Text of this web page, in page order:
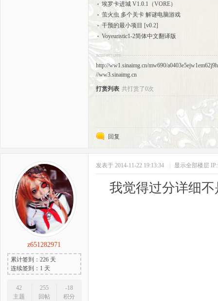
埃罗卡进城 V1.0.1（VORE）
萤火虫 多个关卡 解谜电脑游戏
干预的最小项目 [v0.2]
Voyeuristic1-2简体中文翻译版
http://ww1.sinaimg.cn/mw690/
//ww3.sinaimg.cn
打赏列表 共打赏了0次
回复
z651282971
累计签到：226 天
连续签到：1 天
42
主题
255
回帖
-18
积分
发表于 2014-11-22 19:13:34 显示全部楼层
我觉得过分详细